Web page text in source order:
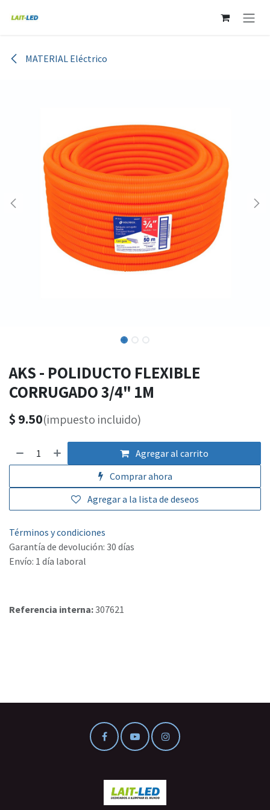
MATERIAL Eléctrico
AKS - POLIDUCTO FLEXIBLE
CORRUGADO 3/4" 1M
$ 9.50(impuesto incluido)
Agregar al carrito
Comprar ahora
Agregar a la lista de deseos
Términos y condiciones
Garantía de devolución: 30 días
Envío: 1 día laboral
Referencia interna:307621